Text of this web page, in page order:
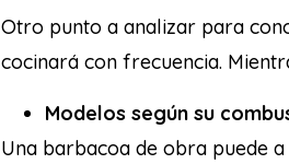
Otro punto a analizar para
cocinará con frecuencia.
Modelos según su
Una barbacoa de obra puede